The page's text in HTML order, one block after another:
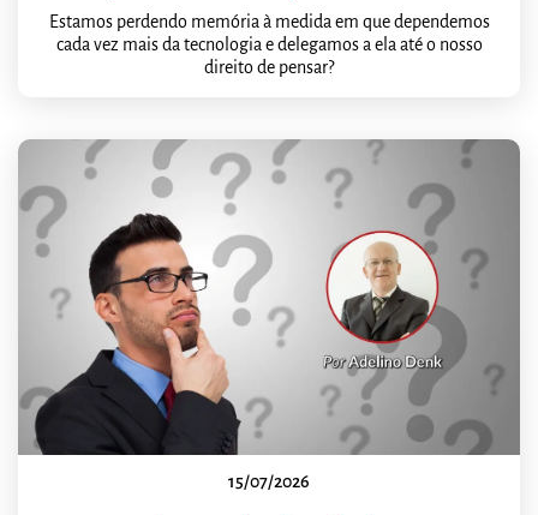
Estamos perdendo memória à medida em que dependemos
cada vez mais da tecnologia e delegamos a ela até o nosso
direito de pensar?
15/07/2026